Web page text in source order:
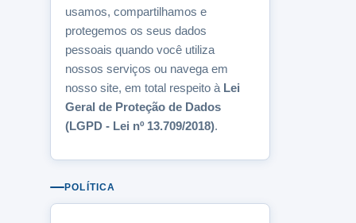
usamos, compartilhamos e
protegemos os seus dados
pessoais quando você utiliza
nossos serviços ou navega em
nosso site, em total respeito à Lei
Geral de Proteção de Dados
(LGPD - Lei nº 13.709/2018).
POLÍTICA